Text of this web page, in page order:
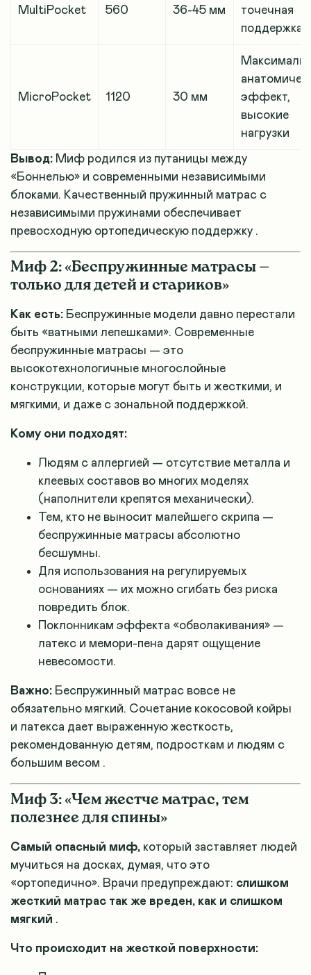
MultiPocket 560 36-45 мм
точечная
поддержка
MicroPocket 1120 30 мм
эффект,
высокие
нагрузки
Вывод: Миф родился из путаницы между
«Боннелью» и современными независимыми
блоками. Качественный пружинный матрас с
независимыми пружинами обеспечивает
превосходную ортопедическую поддержку .
Миф 2: «Беспружинные матрасы —
только для детей и стариков»
Как есть: Беспружинные модели давно перестали
быть «ватными лепешками». Современные
беспружинные матрасы — это
высокотехнологичные многослойные
конструкции, которые могут быть и жесткими, и
мягкими, и даже с зональной поддержкой.
Кому они подходят:
Людям с аллергией — отсутствие металла и
клеевых составов во многих моделях
(наполнители крепятся механически).
Тем, кто не выносит малейшего скрипа —
беспружинные матрасы абсолютно
бесшумны.
Для использования на регулируемых
основаниях — их можно сгибать без риска
повредить блок.
Поклонникам эффекта «обволакивания» —
латекс и мемори-пена дарят ощущение
невесомости.
Важно: Беспружинный матрас вовсе не
обязательно мягкий. Сочетание кокосовой койры
и латекса дает выраженную жесткость,
рекомендованную детям, подросткам и людям с
большим весом .
Миф 3: «Чем жестче матрас, тем
полезнее для спины»
Самый опасный миф, который заставляет людей
мучиться на досках, думая, что это
«ортопедично». Врачи предупреждают: слишком
жесткий матрас так же вреден, как и слишком
мягкий .
Что происходит на жесткой поверхности: